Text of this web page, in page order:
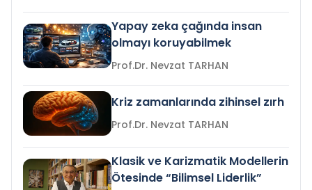
Yapay zeka çağında insan
olmayı koruyabilmek
Prof.Dr. Nevzat TARHAN
Kriz zamanlarında zihinsel zırh
Prof.Dr. Nevzat TARHAN
Klasik ve Karizmatik Modellerin
Ötesinde “Bilimsel Liderlik”